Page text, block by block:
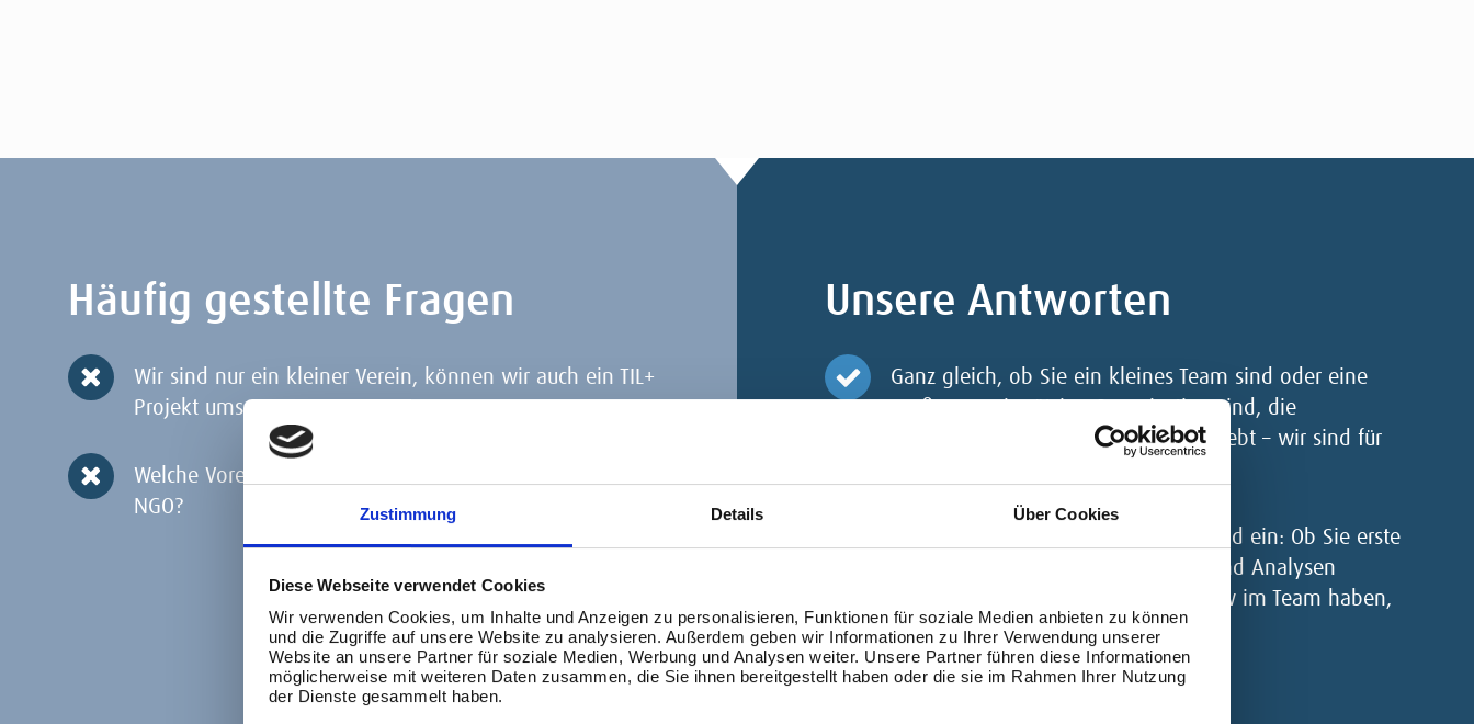
Zustimmung Details Über Cookies
Diese Webseite verwendet Cookies
Wir verwenden Cookies, um Inhalte und Anzeigen zu personalisieren, Funktionen für soziale Medien anbieten zu können
und die Zugriffe auf unsere Website zu analysieren. Außerdem geben wir Informationen zu Ihrer Verwendung unserer
Website an unsere Partner für soziale Medien, Werbung und Analysen weiter. Unsere Partner führen diese Informationen
möglicherweise mit weiteren Daten zusammen, die Sie ihnen bereitgestellt haben oder die sie im Rahmen Ihrer Nutzung
der Dienste gesammelt haben.
Häufig gestellte Fragen
Wir sind nur ein kleiner Verein, können wir auch ein TIL+
Projekt umsetzen?
Welche Vorerfahrungen brauchen wir in Data Analytics als
NGO?
Unsere Antworten
Ganz gleich, ob Sie ein kleines Team sind oder eine
große gemeinnützige Organisation sind, die
Veränderungen und Skalierung anstrebt – wir sind für
Wir stellen uns auf Ihren Wissensstand ein: Ob Sie erste
Schritte in der Nutzung von Daten und Analysen
machen oder schon mehr Know-How im Team haben,
spielt keine Rolle.